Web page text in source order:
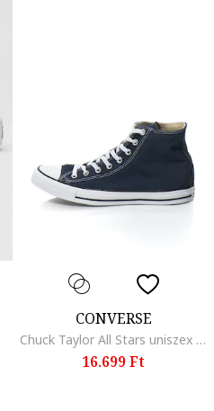
CONVERSE
Chuck Taylor All Stars uniszex középmagas szárú tornacipő
16.699 Ft